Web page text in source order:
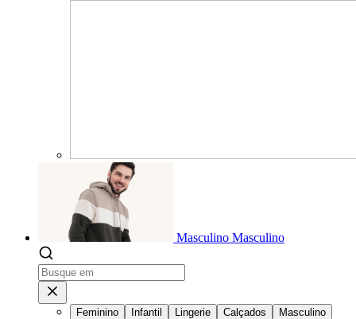
Masculino Masculino
Feminino Infantil Lingerie Calçados
Masculino